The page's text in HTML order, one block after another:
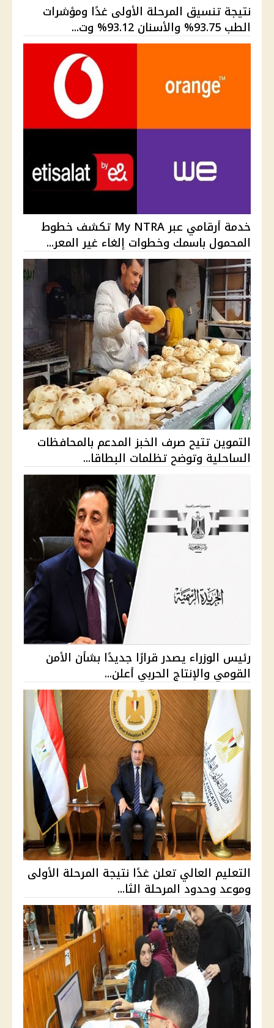
نتيجة تنسيق المرحلة الأولى غدًا ومؤشرات
الطب 93.75% والأسنان 93.12% وت...
خدمة أرقامي عبر My NTRA تكشف خطوط
المحمول باسمك وخطوات إلغاء غير المعر...
التموين تتيح صرف الخبز المدعم بالمحافظات
الساحلية وتوضح تظلمات البطاقا...
رئيس الوزراء يصدر قرارًا جديدًا بشأن الأمن
القومي والإنتاج الحربي أعلن...
التعليم العالي تعلن غدًا نتيجة المرحلة الأولى
وموعد وحدود المرحلة الثا...